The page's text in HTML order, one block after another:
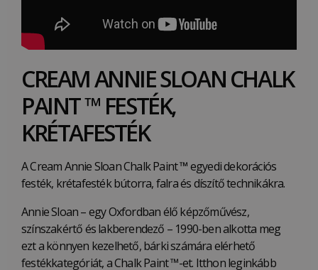
CREAM ANNIE SLOAN CHALK
PAINT ™ FESTÉK,
KRÉTAFESTÉK
A Cream Annie Sloan Chalk Paint™egyedi dekorációs
festék, krétafesték bútorra, falra és díszítő technikákra.
Annie Sloan – egy Oxfordban élő képzőművész,
színszakértő és lakberendező – 1990-ben alkotta meg
ezt a könnyen kezelhető, bárki számára elérhető
festékkategóriát, a Chalk Paint ™-et. Itthon leginkább